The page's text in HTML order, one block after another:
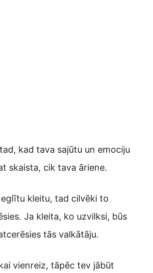
kad tava sajūtu un emociju
skaista, cik tava āriene.
kleitu, tad cilvēki to
Ja kleita, ko uzvilksi, būs
tās valkātāju.
vienreiz, tāpēc tev jābūt